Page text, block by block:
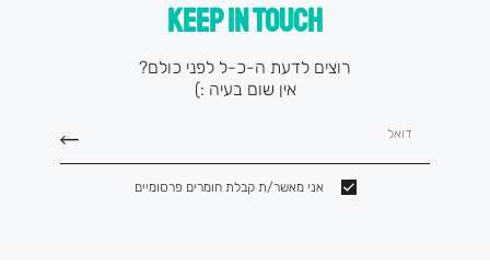
KEEP IN TOUCH
רוצים לדעת ה-כ-ל לפני כולם?
אין שום בעיה :)
דואל
אני מאשר/ת קבלת חומרים פרסומיים